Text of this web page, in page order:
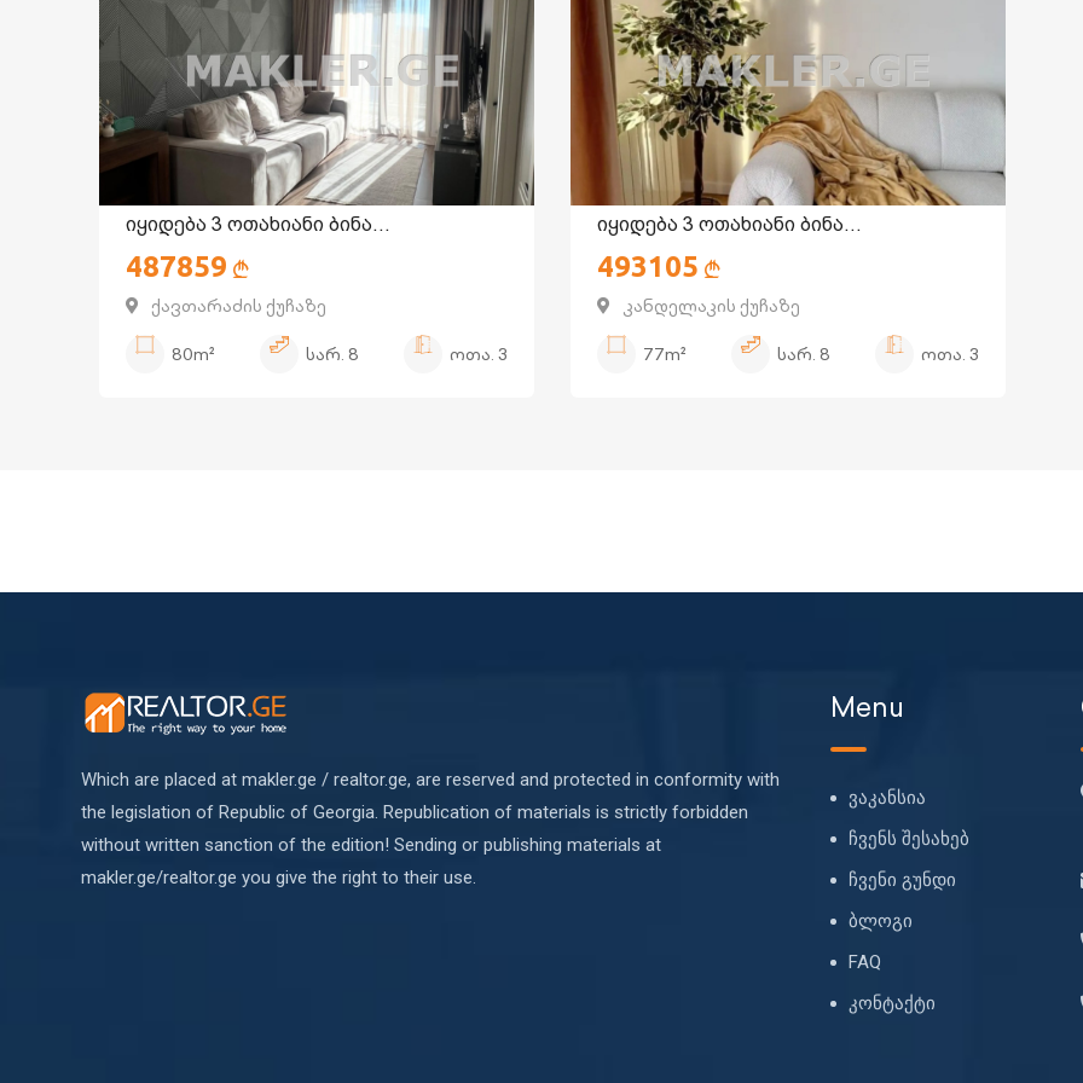
იყიდება 3 ოთახიანი ბინა
საბურთალოზე
487859
ქავთარაძის ქუჩაზე
80m²
სარ. 8 ოთა. 3
იყიდება 3 ოთახიანი ბინა
საბურთალოზე
493105
კანდელაკის ქუჩაზე
77m²
სარ. 8 ოთა. 3
Which are placed at makler.ge / realtor.ge, are reserved and protected in conformity with
the legislation of Republic of Georgia. Republication of materials is strictly forbidden
without written sanction of the edition! Sending or publishing materials at
makler.ge/realtor.ge you give the right to their use.
Menu
ვაკანსია
ჩვენს შესახებ
ჩვენი გუნდი
ბლოგი
FAQ
კონტაქტი